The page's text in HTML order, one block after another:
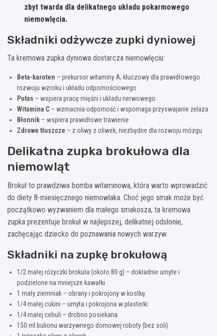
zbyt twarda dla delikatnego układu pokarmowego
niemowlęcia.
Składniki odżywcze zupki dyniowej
Ta kremowa zupka dyniowa dostarcza niemowlęciu:
Beta-karoten – prekursor witaminy A, kluczowy dla prawidłowego
rozwoju wzroku i układu odpornościowego
Potas – wspiera pracę mięśni i układu nerwowego
Witamina C – wzmacnia odporność i wspomaga przyswajanie żelaza
Błonnik – wspiera prawidłowe trawienie
Zdrowe tłuszcze – z oliwy z oliwek, niezbędne dla rozwoju mózgu
Delikatna zupka brokułowa dla
niemowląt
Brokuł to prawdziwa bomba witaminowa, która warto wprowadzić
do diety 8-miesięcznego niemowlaka. Choć jego smak może być
początkowo wyzwaniem dla małego smakosza, ta kremowa
zupka prezentuje brokuł w najlepszej, delikatnej odsłonie,
zachęcając dziecko do poznawania nowych warzyw.
Składniki na zupkę brokułową
1/2 małej różyczki brokuła (około 80 g) – dokładnie umyte i
podzielone na mniejsze kawałki
1 mały ziemniak – obrany i pokrojony w kostkę
1/4 małej cukini – umyta i pokrojona w plasterki
1/4 małej cebuli – drobno posiekana
150 ml bulionu warzywnego domowej roboty (bez soli)